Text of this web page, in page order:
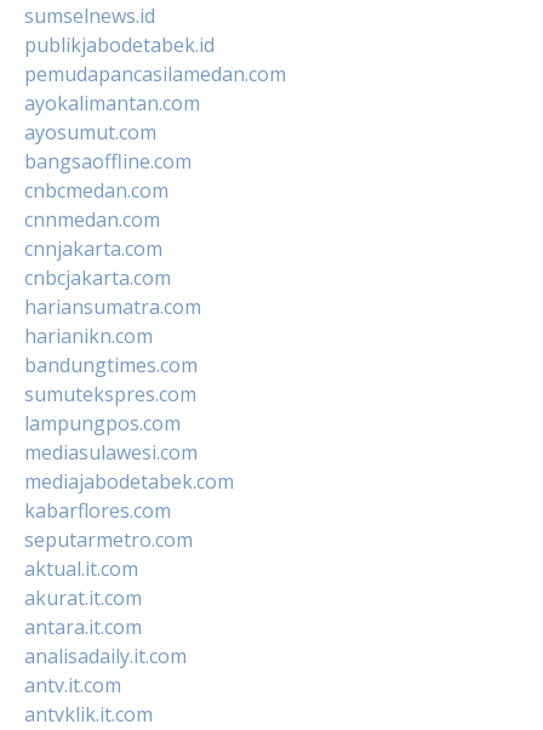
sumselnews.id
publikjabodetabek.id
pemudapancasilamedan.com
ayokalimantan.com
ayosumut.com
bangsaoffline.com
cnbcmedan.com
cnnmedan.com
cnnjakarta.com
cnbcjakarta.com
hariansumatra.com
harianikn.com
bandungtimes.com
sumutekspres.com
lampungpos.com
mediasulawesi.com
mediajabodetabek.com
kabarflores.com
seputarmetro.com
aktual.it.com
akurat.it.com
antara.it.com
analisadaily.it.com
antv.it.com
antvklik.it.com